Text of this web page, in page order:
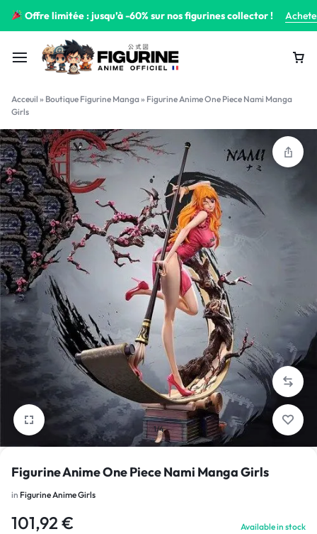
Offre limitée : jusqu’à -60% sur nos figurines collector !
Acceuil » Boutique Figurine Manga» Figurine Anime One Piece Nami Manga
Girls
1/4
Figurine Anime One Piece Nami Manga Girls
in Figurine Anime Girls
101,92 € Available in stock